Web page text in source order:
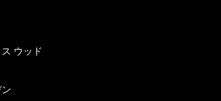
ウッド